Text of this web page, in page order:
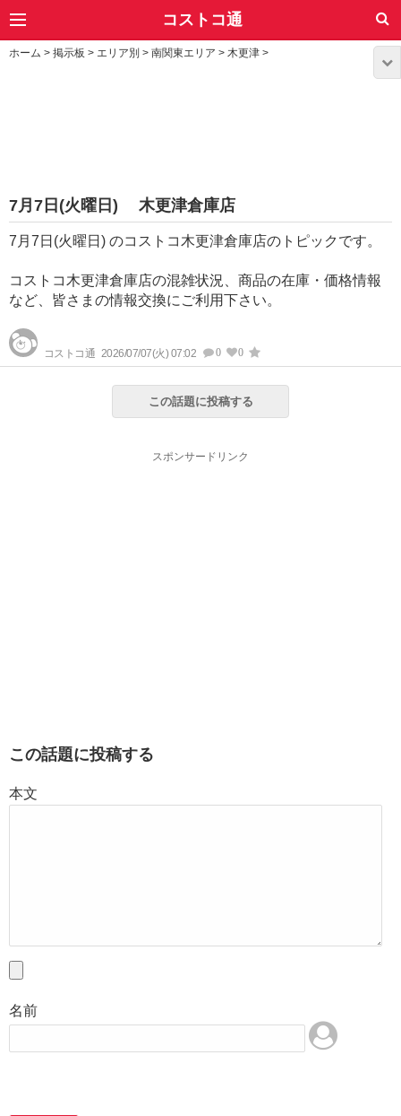
コストコ通
ホーム > 掲示板 > エリア別 > 南関東エリア > 木更津 >
7月7日(火曜日) 木更津倉庫店
7月7日(火曜日) のコストコ木更津倉庫店のトピックです。
コストコ木更津倉庫店の混雑状況、商品の在庫・価格情報
など、皆さまの情報交換にご利用下さい。
コストコ通 2026/07/07(火) 07:02 0 0
この話題に投稿する
スポンサードリンク
この話題に投稿する
本文
名前